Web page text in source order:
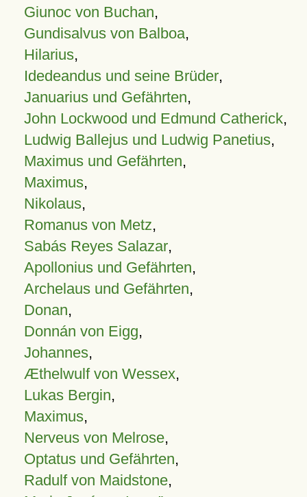
Giunoc von Buchan,
Gundisalvus von Balboa,
Hilarius,
Idedeandus und seine Brüder,
Januarius und Gefährten,
John Lockwood und Edmund Catherick,
Ludwig Ballejus und Ludwig Panetius,
Maximus und Gefährten,
Maximus,
Nikolaus,
Romanus von Metz,
Sabás Reyes Salazar,
Apollonius und Gefährten,
Archelaus und Gefährten,
Donan,
Donnán von Eigg,
Johannes,
Æthelwulf von Wessex,
Lukas Bergin,
Maximus,
Nerveus von Melrose,
Optatus und Gefährten,
Radulf von Maidstone,